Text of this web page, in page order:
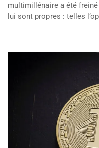
multimillénaire a été
lui sont propres : telles